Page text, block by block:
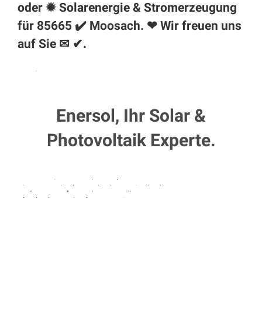
oder ✹ Solarenergie & Stromerzeugung
für 85665 ✔️ Moosach. ❤ Wir freuen uns
auf Sie ✉ ✔.
Enersol, Ihr Solar &
Photovoltaik Experte.